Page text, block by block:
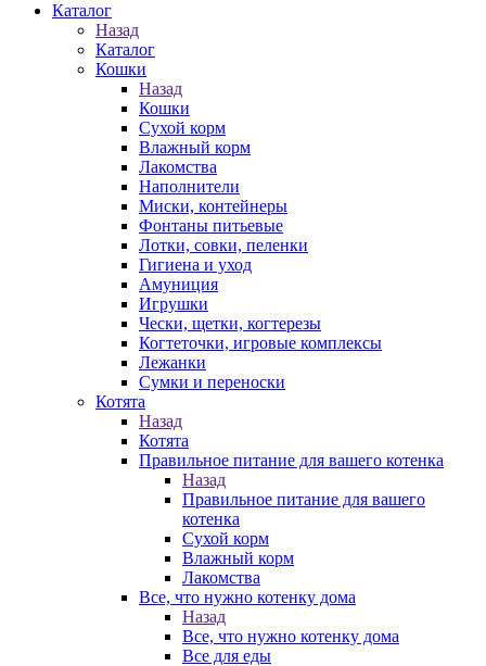
Каталог
Назад
Каталог
Кошки
Назад
Кошки
Сухой корм
Влажный корм
Лакомства
Наполнители
Миски, контейнеры
Фонтаны питьевые
Лотки, совки, пеленки
Гигиена и уход
Амуниция
Игрушки
Чески, щетки, когтерезы
Когтеточки, игровые комплексы
Лежанки
Сумки и переноски
Котята
Назад
Котята
Правильное питание для вашего котенка
Назад
Правильное питание для вашего
котенка
Сухой корм
Влажный корм
Лакомства
Все, что нужно котенку дома
Назад
Все, что нужно котенку дома
Все для еды